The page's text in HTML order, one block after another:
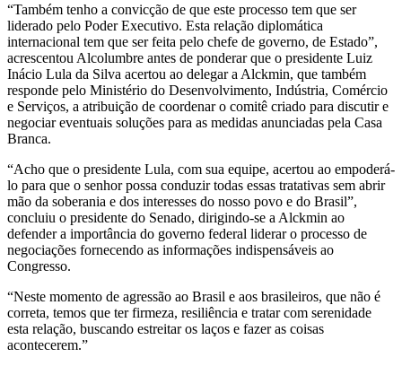
“Também tenho a convicção de que este processo tem que ser
liderado pelo Poder Executivo. Esta relação diplomática
internacional tem que ser feita pelo chefe de governo, de Estado”,
acrescentou Alcolumbre antes de ponderar que o presidente Luiz
Inácio Lula da Silva acertou ao delegar a Alckmin, que também
responde pelo Ministério do Desenvolvimento, Indústria, Comércio
e Serviços, a atribuição de coordenar o comitê criado para discutir e
negociar eventuais soluções para as medidas anunciadas pela Casa
Branca.
“Acho que o presidente Lula, com sua equipe, acertou ao empoderá-
lo para que o senhor possa conduzir todas essas tratativas sem abrir
mão da soberania e dos interesses do nosso povo e do Brasil”,
concluiu o presidente do Senado, dirigindo-se a Alckmin ao
defender a importância do governo federal liderar o processo de
negociações fornecendo as informações indispensáveis ao
Congresso.
“Neste momento de agressão ao Brasil e aos brasileiros, que não é
correta, temos que ter firmeza, resiliência e tratar com serenidade
esta relação, buscando estreitar os laços e fazer as coisas
acontecerem.”